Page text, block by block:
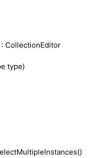
CollectionEditor
type)